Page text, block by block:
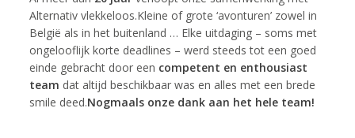
Alternativ vlekkeloos.Kleine of grote ‘avonturen’ zowel in
België als in het buitenland … Elke uitdaging – soms met
ongelooflijk korte deadlines – werd steeds tot een goed
einde gebracht door een competent en enthousiast
team dat altijd beschikbaar was en alles met een brede
smile deed.Nogmaals onze dank aan het hele team!